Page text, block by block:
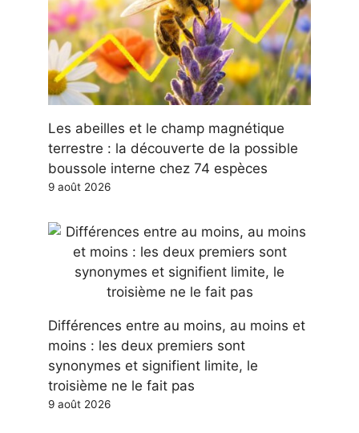
Les abeilles et le champ magnétique
terrestre : la découverte de la possible
boussole interne chez 74 espèces
9 août 2026
Différences entre au moins, au moins et
moins : les deux premiers sont
synonymes et signifient limite, le
troisième ne le fait pas
9 août 2026